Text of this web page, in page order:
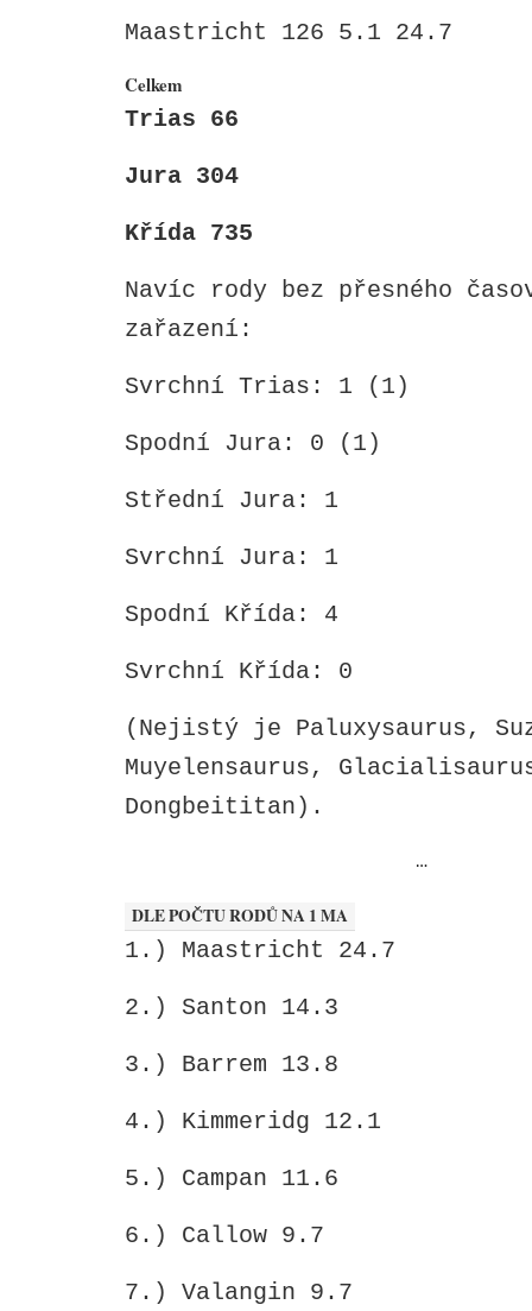
Maastricht 126 5.1 24.7
Celkem
Trias 66
Jura 304
Křída 735
Navíc rody bez přesného
zařazení:
Svrchní Trias: 1 (1)
Spodní Jura: 0 (1)
Střední Jura: 1
Svrchní Jura: 1
Spodní Křída: 4
Svrchní Křída: 0
(Nejistý je Paluxysaurus,
Muyelensaurus,
Dongbeititan).
…
DLE POČTU RODŮ NA 1 MA
1.) Maastricht 24.7
2.) Santon 14.3
3.) Barrem 13.8
4.) Kimmeridg 12.1
5.) Campan 11.6
6.) Callow 9.7
7.) Valangin 9.7